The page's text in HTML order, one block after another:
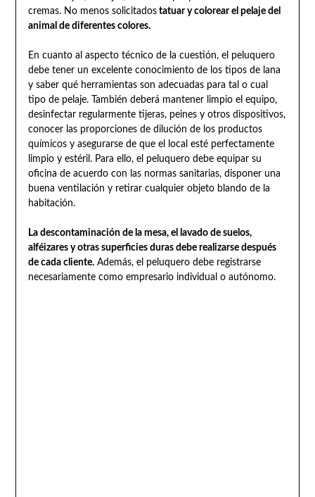
cremas. No menos solicitadostatuar y colorear el pelaje del
animal de diferentes colores.
En cuanto al aspecto técnico de la cuestión, el peluquero
debe tener un excelente conocimiento de los tipos de lana
y saber qué herramientas son adecuadas para tal o cual
tipo de pelaje. También deberá mantener limpio el equipo,
desinfectar regularmente tijeras, peines y otros dispositivos,
conocer las proporciones de dilución de los productos
químicos y asegurarse de que el local esté perfectamente
limpio y estéril. Para ello, el peluquero debe equipar su
oficina de acuerdo con las normas sanitarias, disponer una
buena ventilación y retirar cualquier objeto blando de la
habitación.
La descontaminación de la mesa, el lavado de suelos,
alféizares y otras superficies duras debe realizarse después
de cada cliente.Además, el peluquero debe registrarse
necesariamente como empresario individual o autónomo.